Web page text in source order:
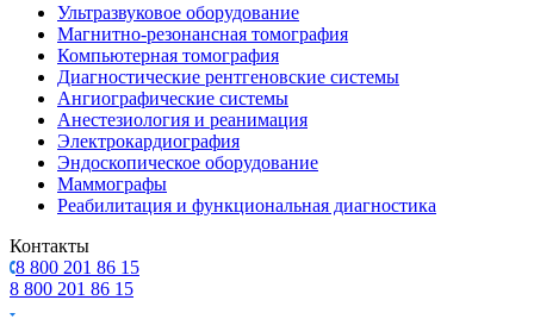
Ультразвуковое оборудование
Магнитно-резонансная томография
Компьютерная томография
Диагностические рентгеновские системы
Ангиографические системы
Анестезиология и реанимация
Электрокардиография
Эндоскопическое оборудование
Маммографы
Реабилитация и функциональная диагностика
Контакты
8 800 201 86 15
8 800 201 86 15